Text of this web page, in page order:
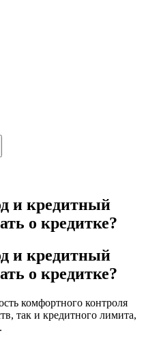
и кредитный
о кредитке?
и кредитный
о кредитке?
комфортного контроля
так и кредитного лимита,